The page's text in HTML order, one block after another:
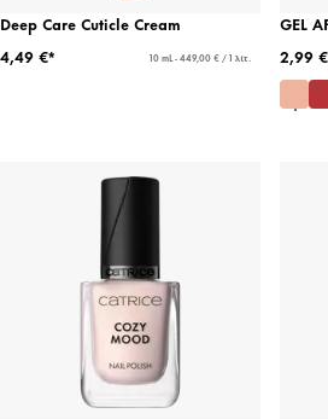
Deep Care Cuticle Cream
4,49 €*
10 mL - 449,00 € / 1 λίτ.
GEL
2,99